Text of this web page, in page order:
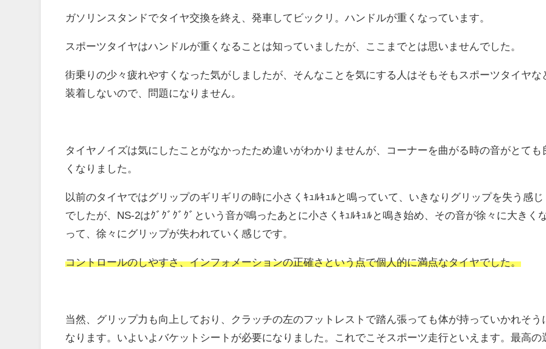
ガソリンスタンドでタイヤ交換を終え、発車してビックリ。ハンドルが重くなっています。
スポーツタイヤはハンドルが重くなることは知っていましたが、ここまでとは思いませんでした。
街乗りの少々疲れやすくなった気がしましたが、そんなことを気にする人はそもそもスポーツタイヤな
装着しないので、問題になりません。
タイヤノイズは気にしたことがなかったため違いがわかりませんが、コーナーを曲がる時の音がとても
くなりました。
以前のタイヤではグリップのギリギリの時に小さくｷｭﾙｷｭﾙと鳴っていて、いきなりグリップを失う感じ
でしたが、NS-2はｸﾞｸﾞｸﾞｸﾞという音が鳴ったあとに小さくｷｭﾙｷｭﾙと鳴き始め、その音が徐々に大きく
って、徐々にグリップが失われていく感じです。
コントロールのしやすさ、インフォメーションの正確さという点で個人的に満点なタイヤでした。
当然、グリップ力も向上しており、クラッチの左のフットレストで踏ん張っても体が持っていかれそう
なります。いよいよバケットシートが必要になりました。これでこそスポーツ走行といえます。最高の